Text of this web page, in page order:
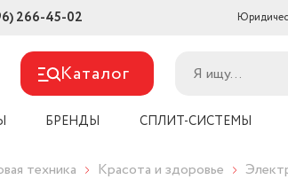
266-45-02
Каталог
БРЕНДЫ СПЛИТ-СИСТЕМЫ
техника Красота и здоровье